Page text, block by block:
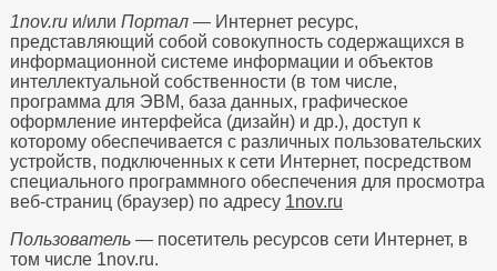
1nov.ruи/или Портал— Интернет ресурс,
представляющий собой совокупность содержащихся в
информационной системе информации и объектов
интеллектуальной собственности (в том числе,
программа для ЭВМ, база данных, графическое
оформление интерфейса (дизайн) и др.), доступ к
которому обеспечивается с различных пользовательских
устройств, подключенных к сети Интернет, посредством
специального программного обеспечения для просмотра
веб-страниц (браузер) по адресу 1nov.ru
Пользователь— посетитель ресурсов сети Интернет, в
том числе 1nov.ru.